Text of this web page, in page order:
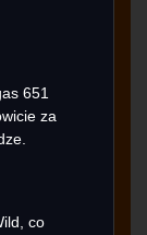
651
za
co